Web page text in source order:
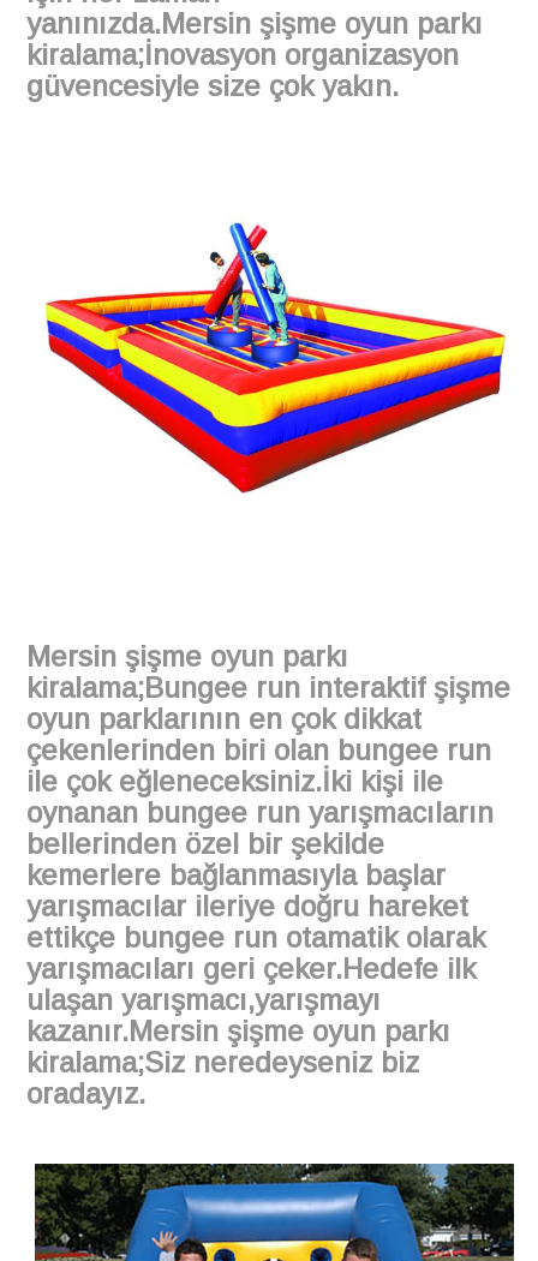
yanınızda.Mersin şişme oyun parkı
kiralama;İnovasyon organizasyon
güvencesiyle size çok yakın.
Mersin şişme oyun parkı
kiralama;Bungee run interaktif şişme
oyun parklarının en çok dikkat
çekenlerinden biri olan bungee run
ile çok eğleneceksiniz.İki kişi ile
oynanan bungee run yarışmacıların
bellerinden özel bir şekilde
kemerlere bağlanmasıyla başlar
yarışmacılar ileriye doğru hareket
ettikçe bungee run otamatik olarak
yarışmacıları geri çeker.Hedefe ilk
ulaşan yarışmacı,yarışmayı
kazanır.Mersin şişme oyun parkı
kiralama;Siz neredeyseniz biz
oradayız.